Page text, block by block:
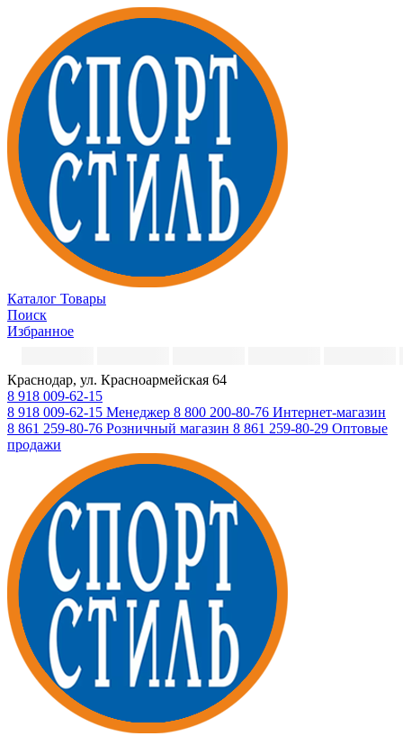
Каталог Товары
Поиск
Избранное
Краснодар, ул. Красноармейская 64
8 918 009-62-15
8 918 009-62-15 Менеджер 8 800 200-80-76 Интернет-магазин
8 861 259-80-76 Розничный магазин 8 861 259-80-29 Оптовые
продажи